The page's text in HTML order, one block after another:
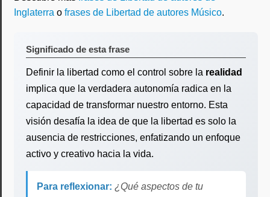
Inglaterra o frases de Libertad de autores Músico.
Significado de esta frase
Definir la libertad como el control sobre la realidad
implica que la verdadera autonomía radica en la
capacidad de transformar nuestro entorno. Esta
visión desafía la idea de que la libertad es solo la
ausencia de restricciones, enfatizando un enfoque
activo y creativo hacia la vida.
Para reflexionar: ¿Qué aspectos de tu